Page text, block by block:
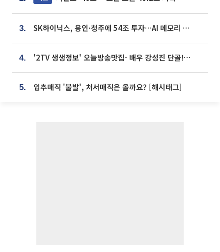
3. SK하이닉스, 용인·청주에 54조 투자…AI 메모리 생산기지 키운다
4. '2TV 생생정보' 오늘방송맛집- 배우 강성진 단골! 쌀국수ㆍ푸팟퐁 커리 맛집 '블○○○'
5. 입추매직 '불발', 처서매직은 올까요? [해시태그]